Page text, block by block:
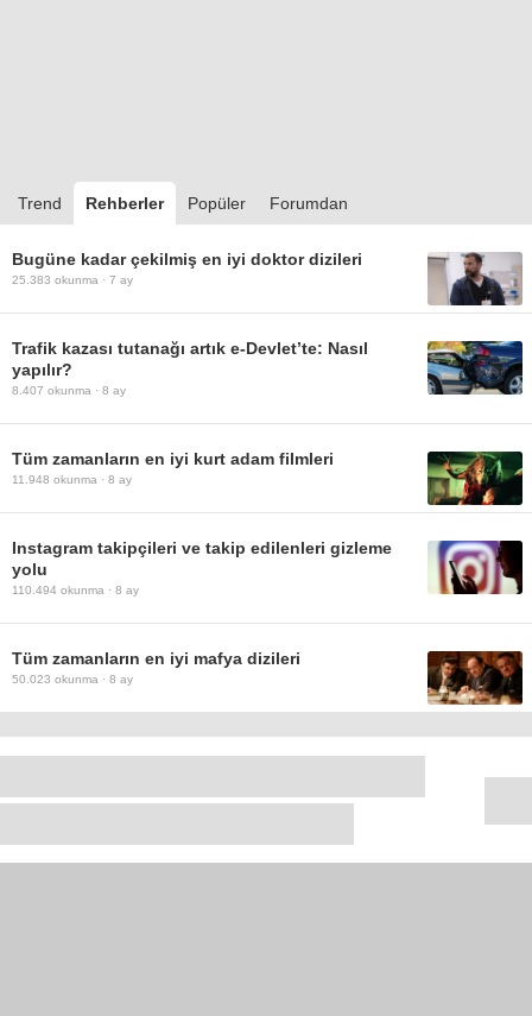
Trend Rehberler Popüler Forumdan
Bugüne kadar çekilmiş en iyi doktor dizileri
25.383 okunma · 7 ay
Trafik kazası tutanağı artık e-Devlet’te: Nasıl
yapılır?
8.407 okunma · 8 ay
Tüm zamanların en iyi kurt adam filmleri
11.948 okunma · 8 ay
Instagram takipçileri ve takip edilenleri gizleme
yolu
110.494 okunma · 8 ay
Tüm zamanların en iyi mafya dizileri
50.023 okunma · 8 ay